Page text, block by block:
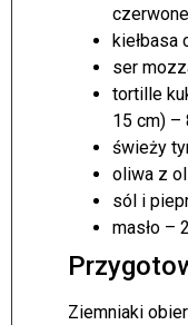
ser
tortille
15 cm) –
świeży
oliwa z
sól i
masło –
Ziemniaki